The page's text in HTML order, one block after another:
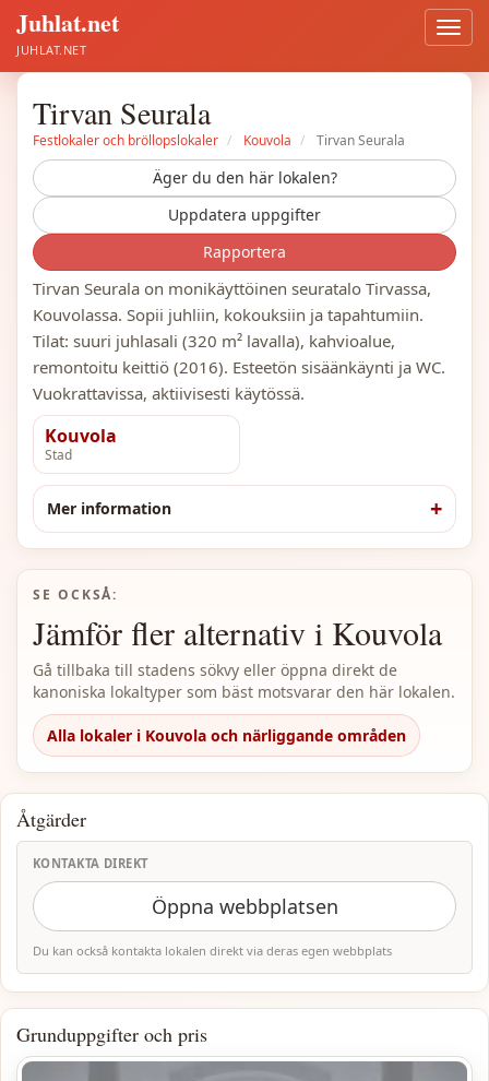
Juhlat.net
JUHLAT.NET
Äger du den här lokalen?
Uppdatera uppgifter
Rapportera
Tirvan Seurala
Festlokaler och bröllopslokaler Kouvola Tirvan Seurala
Tirvan Seurala on monikäyttöinen seuratalo Tirvassa,
Kouvolassa. Sopii juhliin, kokouksiin ja tapahtumiin.
Tilat: suuri juhlasali (320 m² lavalla), kahvioalue,
remontoitu keittiö (2016). Esteetön sisäänkäynti ja WC.
Vuokrattavissa, aktiivisesti käytössä.
Kouvola
Stad
Mer information
SE OCKSÅ:
Jämför fler alternativ i Kouvola
Gå tillbaka till stadens sökvy eller öppna direkt de
kanoniska lokaltyper som bäst motsvarar den här lokalen.
Alla lokaler i Kouvola och närliggande områden
Åtgärder
KONTAKTA DIREKT
Öppna webbplatsen
Du kan också kontakta lokalen direkt via deras egen webbplats
Grunduppgifter och pris